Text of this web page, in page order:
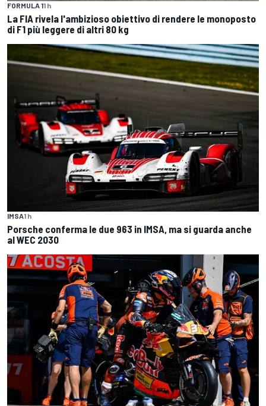
FORMULA 11 h
La FIA rivela l'ambizioso obiettivo di rendere le monoposto
di F1 più leggere di altri 80 kg
IMSA1 h
Porsche conferma le due 963 in IMSA, ma si guarda anche
al WEC 2030